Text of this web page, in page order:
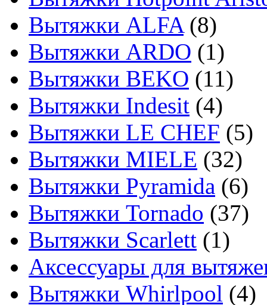
Вытяжки ALFA(8)
Вытяжки ARDO (1)
Вытяжки BEKO (11)
Вытяжки Indesit (4)
Вытяжки LE CHEF (5)
Вытяжки MIELE (32)
Вытяжки Pyramida (6)
Вытяжки Tornado (37)
Вытяжки Scarlett (1)
Аксессуары для
Вытяжки Whirlpool (4)